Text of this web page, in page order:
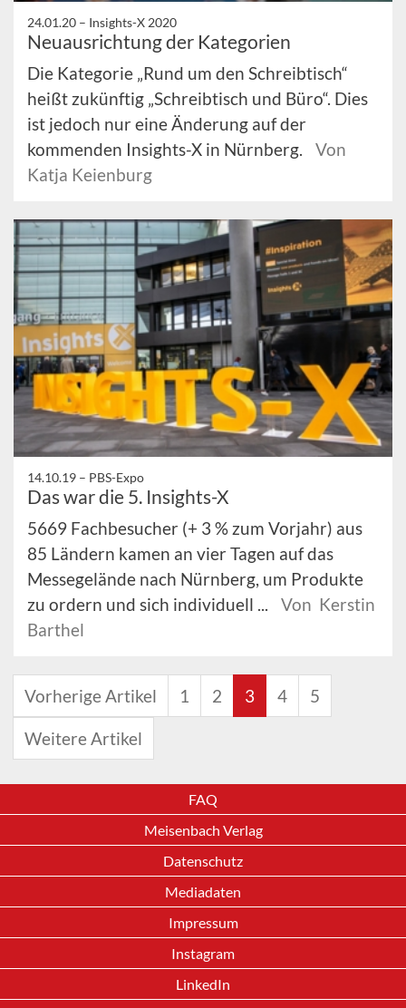
24.01.20 – Insights-X 2020
Neuausrichtung der Kategorien
Die Kategorie „Rund um den Schreibtisch“
heißt zukünftig „Schreibtisch und Büro“. Dies
ist jedoch nur eine Änderung auf der
kommenden Insights-X in Nürnberg.
Von
Katja Keienburg
14.10.19 – PBS-Expo
Das war die 5. Insights-X
5669 Fachbesucher (+ 3 % zum Vorjahr) aus
85 Ländern kamen an vier Tagen auf das
Messegelände nach Nürnberg, um Produkte
zu ordern und sich individuell ...
Von Kerstin
Barthel
Vorherige Artikel 1 2 3 4 5
Weitere Artikel
FAQ
Meisenbach Verlag
Datenschutz
Mediadaten
Impressum
Instagram
LinkedIn